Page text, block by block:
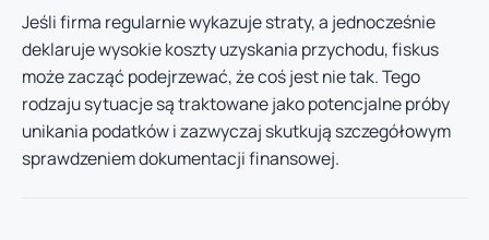
Jeśli firma regularnie wykazuje straty, a jednocześnie
deklaruje wysokie koszty uzyskania przychodu, fiskus
może zacząć podejrzewać, że coś jest nie tak. Tego
rodzaju sytuacje są traktowane jako potencjalne próby
unikania podatków i zazwyczaj skutkują szczegółowym
sprawdzeniem dokumentacji finansowej.